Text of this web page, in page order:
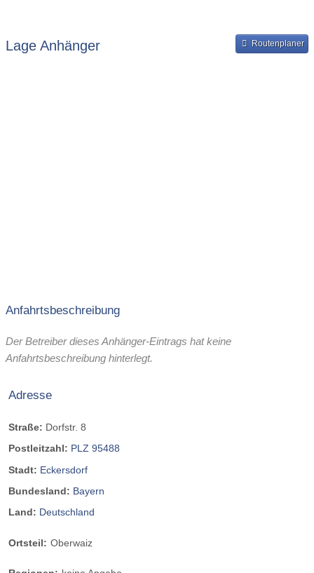
Bereitstellung und Rückgabe des Anhängers
Lage Anhänger Routenplaner
Anfahrtsbeschreibung
Der Betreiber dieses Anhänger-Eintrags hat keine
Anfahrtsbeschreibung hinterlegt.
Adresse
Straße: Dorfstr. 8
Postleitzahl: PLZ 95488
Stadt: Eckersdorf
Bundesland: Bayern
Land: Deutschland
Ortsteil: Oberwaiz